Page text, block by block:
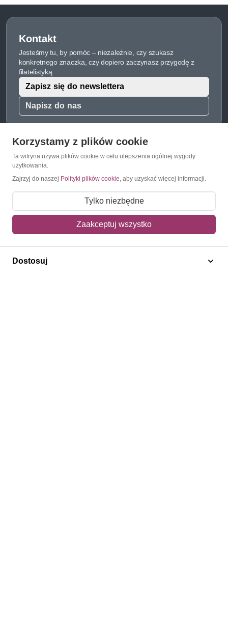
Kontakt
Jesteśmy tu, by pomóc – niezależnie, czy szukasz
konkretnego znaczka, czy dopiero zaczynasz przygodę z
filatelistyką.
Napisz do nas
Zapisz się do newslettera
O Znaczkopol.pl
O nas
Regulamin
Mapa strony
Korzystamy z plików cookie
Ta witryna używa plików cookie w celu ulepszenia ogólnej wygody
użytkowania.
Zajrzyj do naszej Polityki plików cookie, aby uzyskać więcej informacji.
Tylko niezbędne
Zaakceptuj wszystko
Dostosuj